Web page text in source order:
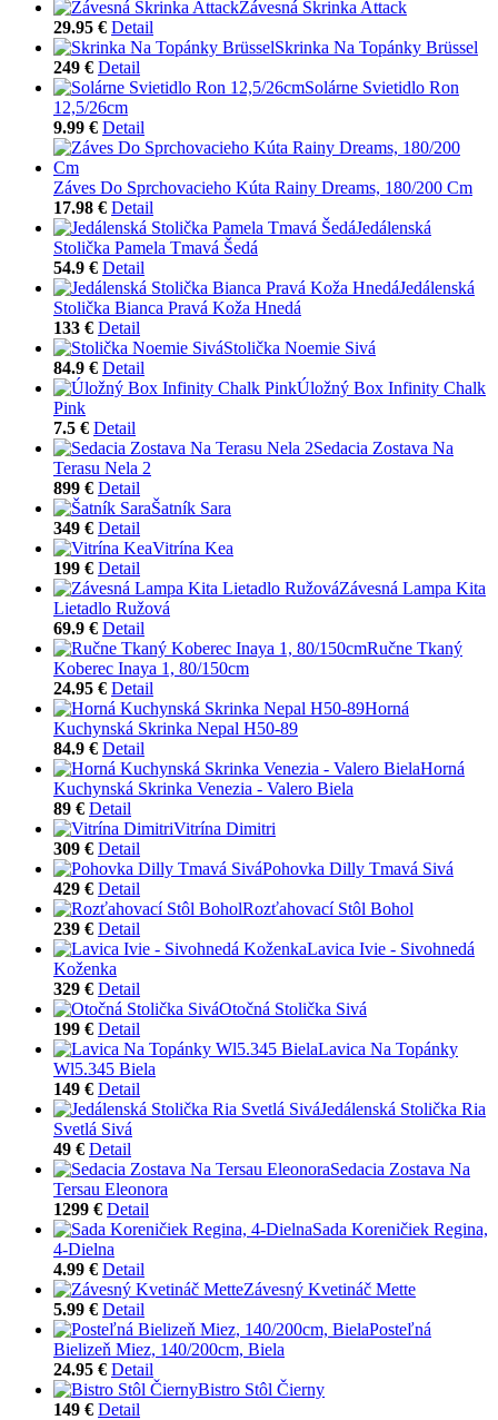
Závesná Skrinka Attack
29.95 € Detail
Skrinka Na Topánky Brüssel
249 € Detail
Solárne Svietidlo Ron
12,5/26cm
9.99 € Detail
Záves Do Sprchovacieho Kúta Rainy Dreams, 180/200 Cm
17.98 € Detail
Jedálenská
Stolička Pamela Tmavá Šedá
54.9 € Detail
Jedálenská
Stolička Bianca Pravá Koža Hnedá
133 € Detail
Stolička Noemie Sivá
84.9 € Detail
Úložný Box Infinity Chalk
Pink
7.5 € Detail
Sedacia Zostava Na
Terasu Nela 2
899 € Detail
Šatník Sara
349 € Detail
Vitrína Kea
199 € Detail
Závesná Lampa Kita
Lietadlo Ružová
69.9 € Detail
Ručne Tkaný
Koberec Inaya 1, 80/150cm
24.95 € Detail
Horná
Kuchynská Skrinka Nepal H50-89
84.9 € Detail
Horná
Kuchynská Skrinka Venezia - Valero Biela
89 € Detail
Vitrína Dimitri
309 € Detail
Pohovka Dilly Tmavá Sivá
429 € Detail
Rozťahovací Stôl Bohol
239 € Detail
Lavica Ivie - Sivohnedá
Koženka
329 € Detail
Otočná Stolička Sivá
199 € Detail
Lavica Na Topánky
Wl5.345 Biela
149 € Detail
Jedálenská Stolička Ria
Svetlá Sivá
49 € Detail
Sedacia Zostava Na
Tersau Eleonora
1299 € Detail
Sada Koreničiek Regina,
4-Dielna
4.99 € Detail
Závesný Kvetináč Mette
5.99 € Detail
Posteľná
Bielizeň Miez, 140/200cm, Biela
24.95 € Detail
Bistro Stôl Čierny
149 € Detail